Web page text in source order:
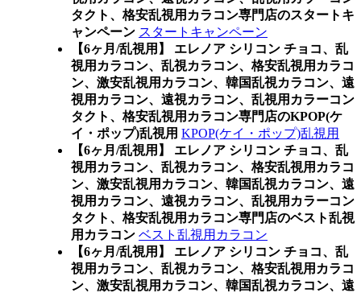
タクト、格安乱視用カラコン専門店のスタートキ
ャンペーン スタートキャンペーン
【6ヶ月/乱視用】 エレノア シリコン チョコ、乱
視用カラコン、乱視カラコン、格安乱視用カラコ
ン、激安乱視用カラコン、韓国乱視カラコン、遠
視用カラコン、遠視カラコン、乱視用カラーコン
タクト、格安乱視用カラコン専門店のKPOP(ケ
イ・ポップ)乱視用 KPOP(ケイ・ポップ)乱視用
【6ヶ月/乱視用】 エレノア シリコン チョコ、乱
視用カラコン、乱視カラコン、格安乱視用カラコ
ン、激安乱視用カラコン、韓国乱視カラコン、遠
視用カラコン、遠視カラコン、乱視用カラーコン
タクト、格安乱視用カラコン専門店のベスト乱視
用カラコン ベスト乱視用カラコン
【6ヶ月/乱視用】 エレノア シリコン チョコ、乱
視用カラコン、乱視カラコン、格安乱視用カラコ
ン、激安乱視用カラコン、韓国乱視カラコン、遠